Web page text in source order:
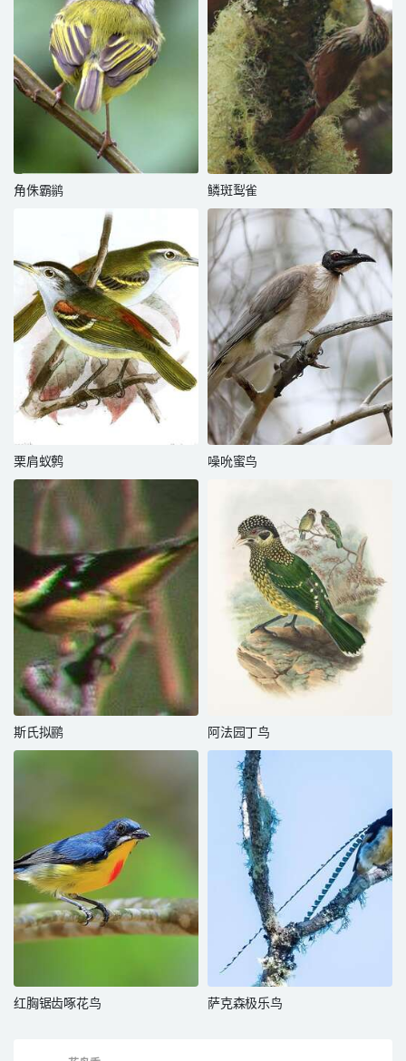
角侏霸鹟 鳞斑䴕雀
栗肩蚁鹩 噪吮蜜鸟
斯氏拟鹂 阿法园丁鸟
红胸锯齿啄花鸟 萨克森极乐鸟